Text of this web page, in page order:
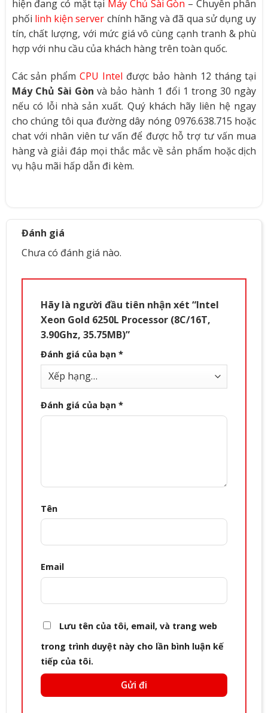
hiện đang có mặt tại Máy Chủ Sài Gòn – Chuyên phân
phối linh kiện server chính hãng và đã qua sử dụng uy
tín, chất lượng, với mức giá vô cùng cạnh tranh & phù
hợp với nhu cầu của khách hàng trên toàn quốc.
Các sản phẩmCPU Intel được bảo hành 12 tháng tại
Máy Chủ Sài Gòn và bảo hành 1 đổi 1 trong 30 ngày
nếu có lỗi nhà sản xuất. Quý khách hãy liên hệ ngay
cho chúng tôi qua đường dây nóng 0976.638.715 hoặc
chat với nhân viên tư vấn để được hỗ trợ tư vấn mua
hàng và giải đáp mọi thắc mắc về sản phẩm hoặc dịch
vụ hậu mãi hấp dẫn đi kèm.
Đánh giá
Chưa có đánh giá nào.
Hãy là người đầu tiên nhận xét “Intel
Xeon Gold 6250L Processor (8C/16T,
3.90Ghz, 35.75MB)”
Đánh giá của bạn *
Đánh giá của bạn *
Tên
Email
Lưu tên của tôi, email, và trang web
trong trình duyệt này cho lần bình luận kế
tiếp của tôi.